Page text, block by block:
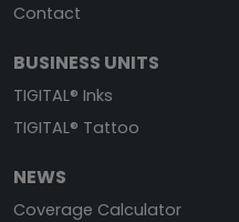
Contact
BUSINESS UNITS
TIGITAL® Inks
TIGITAL® Tattoo
NEWS
Coverage Calculator